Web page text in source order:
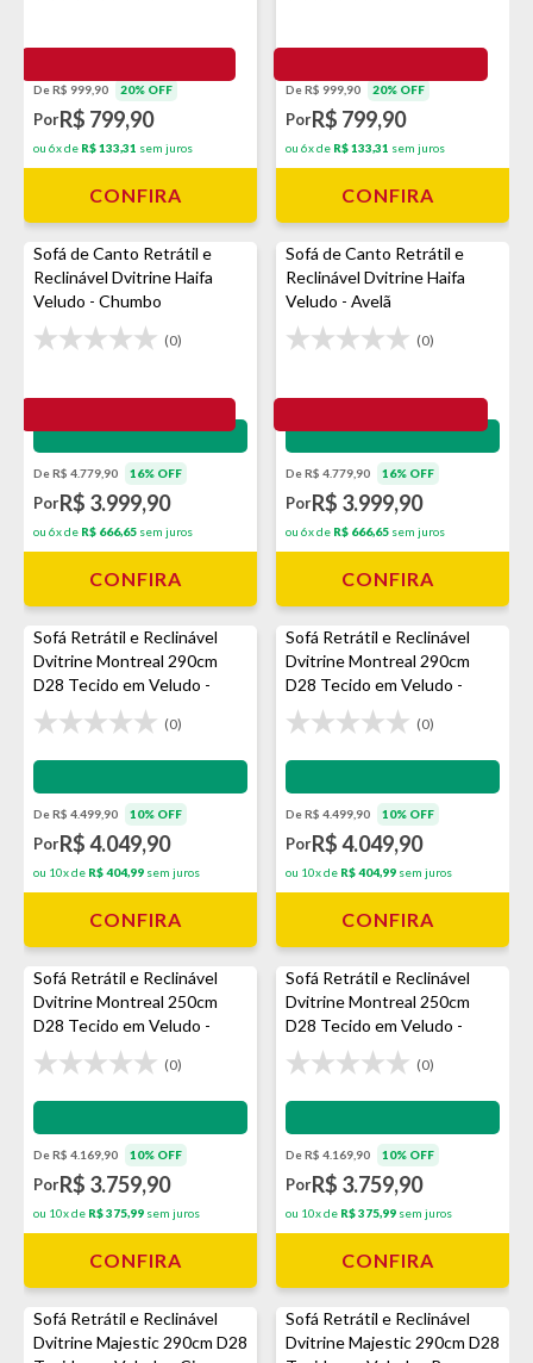
De R$ 999,90 20% OFF
PorR$ 799,90
ou 6x de R$ 133,31 sem juros
CONFIRA
De R$ 999,90 20% OFF
PorR$ 799,90
ou 6x de R$ 133,31 sem juros
CONFIRA
Sofá de Canto Retrátil e
Reclinável Dvitrine Haifa
Veludo - Chumbo
(0)
Impermeabilização - VEDA
De R$ 4.779,90 16% OFF
PorR$ 3.999,90
ou 6x de R$ 666,65 sem juros
CONFIRA
Sofá de Canto Retrátil e
Reclinável Dvitrine Haifa
Veludo - Avelã
(0)
Impermeabilização - VEDA
De R$ 4.779,90 16% OFF
PorR$ 3.999,90
ou 6x de R$ 666,65 sem juros
CONFIRA
Sofá Retrátil e Reclinável
Dvitrine Montreal 290cm
D28 Tecido em Veludo -
Avelã
(0)
Impermeabilização - VEDA
De R$ 4.499,90 10% OFF
PorR$ 4.049,90
ou 10x de R$ 404,99 sem juros
CONFIRA
Sofá Retrátil e Reclinável
Dvitrine Montreal 290cm
D28 Tecido em Veludo -
Prata
(0)
Impermeabilização - VEDA
De R$ 4.499,90 10% OFF
PorR$ 4.049,90
ou 10x de R$ 404,99 sem juros
CONFIRA
Sofá Retrátil e Reclinável
Dvitrine Montreal 250cm
D28 Tecido em Veludo -
Avelã
(0)
Impermeabilização - VEDA
De R$ 4.169,90 10% OFF
PorR$ 3.759,90
ou 10x de R$ 375,99 sem juros
CONFIRA
Sofá Retrátil e Reclinável
Dvitrine Montreal 250cm
D28 Tecido em Veludo -
Prata
(0)
Impermeabilização - VEDA
De R$ 4.169,90 10% OFF
PorR$ 3.759,90
ou 10x de R$ 375,99 sem juros
CONFIRA
Sofá Retrátil e Reclinável
Dvitrine Majestic 290cm D28
Sofá Retrátil e Reclinável
Dvitrine Majestic 290cm D28